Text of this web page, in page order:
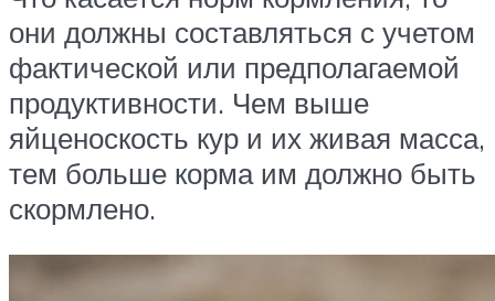
они должны составляться с учетом
фактической или предполагаемой
продуктивности. Чем выше
яйценоскость кур и их живая масса,
тем больше корма им должно быть
скормлено.